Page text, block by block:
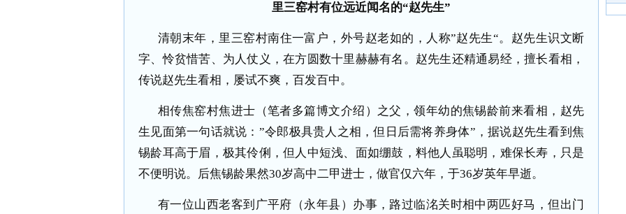
里三窑村有位远近闻名的“赵先生”
清朝末年，里三窑村南住一富户，外号赵老如的，人称”赵先生“。赵先生识文断
字、怜贫惜苦、为人仗义，在方圆数十里赫赫有名。赵先生还精通易经，擅长看相，
传说赵先生看相，屡试不爽，百发百中。
相传焦窑村焦进士（笔者多篇博文介绍）之父，领年幼的焦锡龄前来看相，赵先
生见面第一句话就说：”令郎极具贵人之相，但日后需将养身体”，据说赵先生看到焦
锡龄耳高于眉，极其伶俐，但人中短浅、面如绷鼓，料他人虽聪明，难保长寿，只是
不便明说。后焦锡龄果然30岁高中二甲进士，做官仅六年，于36岁英年早逝。
有一位山西老客到广平府（永年县）办事，路过临洺关时相中两匹好马，但出门